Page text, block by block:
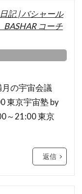
記 | バシャール
コーチ
の宇宙会議
東京宇宙塾 by
～21:00 東京
返信